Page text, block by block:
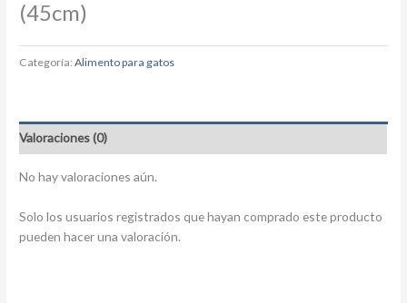
(45cm)
Categoría:Alimento para gatos
Valoraciones (0)
No hay valoraciones aún.
Solo los usuarios registrados que hayan comprado este producto
pueden hacer una valoración.